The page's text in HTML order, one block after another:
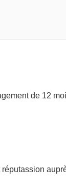
de 12